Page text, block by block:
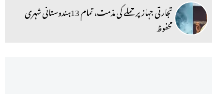
تجارتی جہاز پر حملے کی مذمت، تمام 13ہندوستانی شہری
محفوظ